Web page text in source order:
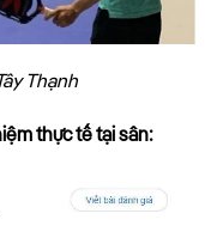
Thạnh
thực tế tại sân: